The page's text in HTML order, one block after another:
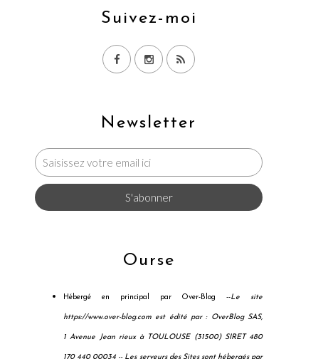
Newsletter
Suivez-moi
Ourse
Hébergé en principal par Over-Blog --Le site
https://www.over-blog.com est édité par : OverBlog SAS,
1 Avenue Jean rieux à TOULOUSE (31500) SIRET 480
170 440 00034 -- Les serveurs des Sites sont hébergés par